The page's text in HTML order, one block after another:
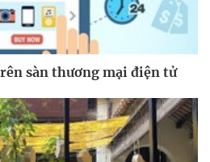
sàn thương mại điện tử